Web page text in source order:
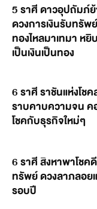
5 ราศี ดาวอุปถัมภ์ย้
ดวงการเงินรับทรัพ
ทองไหลมาเทมา หยิ
เป็นเงินเป็นทอง
6 ราศี ราชันแห่งโช
ราบคาบความจน ค
โชคกับธุรกิจใหม่ๆ
6 ราศี สิงหาพาโช
ทรัพย์ ดวงลาภลอย
รอบปี